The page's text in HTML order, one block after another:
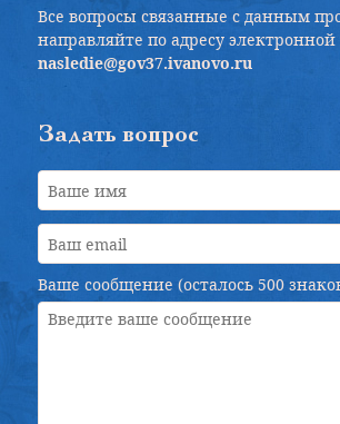
Все вопросы связанные с данным
направляйте по адресу
nasledie@gov37.ivanovo.ru
Задать вопрос
Ваше сообщение (осталось 500